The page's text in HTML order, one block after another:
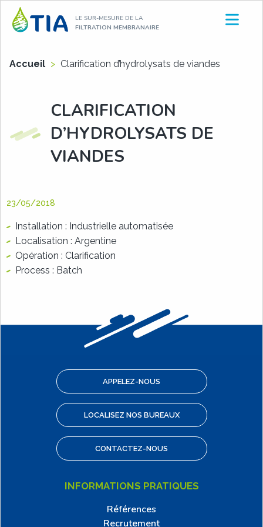
Aller
contenu
LE SUR-MESURE DE LA
FILTRATION MEMBRANAIRE
Accueil > Clarification d’hydrolysats de viandes
CLARIFICATION
D’HYDROLYSATS DE
VIANDES
23/05/2018
Installation : Industrielle automatisée
Localisation : Argentine
Opération : Clarification
Process : Batch
APPELEZ-NOUS
LOCALISEZ NOS BUREAUX
CONTACTEZ-NOUS
INFORMATIONS PRATIQUES
Références
Recrutement